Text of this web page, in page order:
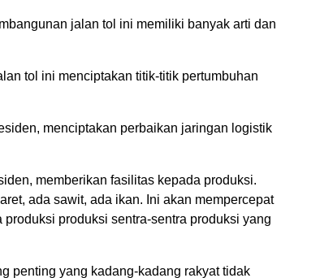
jalan tol ini memiliki banyak arti dan
tol ini menciptakan titik-titik pertumbuhan
menciptakan perbaikan jaringan logistik
memberikan fasilitas kepada produksi.
ada sawit, ada ikan. Ini akan mempercepat
produksi sentra-sentra produksi yang
penting yang kadang-kadang rakyat tidak